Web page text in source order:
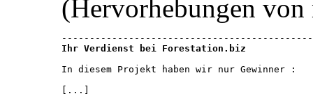
(Hervorhebungen
Ihr Verdienst bei Forestation.biz
In diesem Projekt haben wir nur Gewinner :
[...]